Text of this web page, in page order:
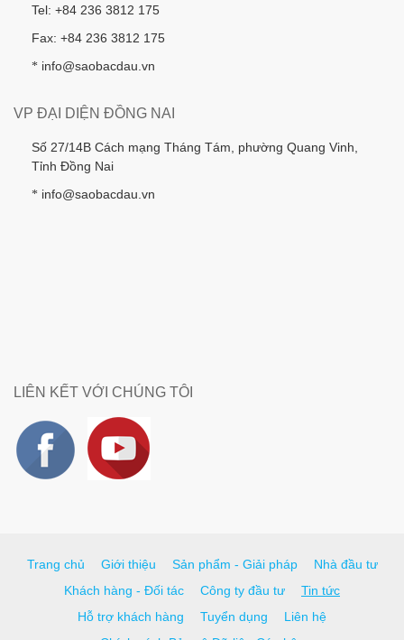
Tel: +84 236 3812 175
Fax: +84 236 3812 175
* info@saobacdau.vn
VP ĐẠI DIỆN ĐỒNG NAI
Số 27/14B Cách mạng Tháng Tám, phường Quang Vinh,
Tỉnh Đồng Nai
* info@saobacdau.vn
LIÊN KẾT VỚI CHÚNG TÔI
Trang chủ Giới thiệu Sản phẩm - Giải pháp
Nhà đầu tư
Khách hàng - Đối tác
Công ty đầu tư
Tin tức
Hỗ trợ khách hàng
Tuyển dụng
Liên hệ